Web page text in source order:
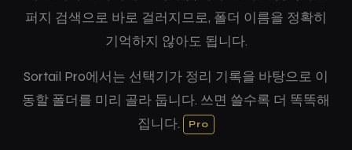
퍼지 검색으로 바로 걸러지므로, 폴더 이름을 정확히
기억하지 않아도 됩니다.
Sortail Pro에서는 선택기가 정리 기록을 바탕으로 이
동할 폴더를 미리 골라 둡니다. 쓰면 쓸수록 더 똑똑해
집니다.
Pro